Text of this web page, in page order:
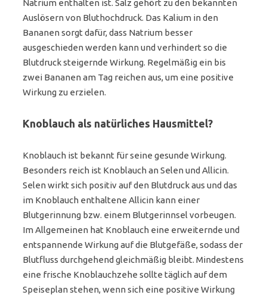
Natrium enthalten ist. Salz gehört zu den bekannten
Auslösern von Bluthochdruck. Das Kalium in den
Bananen sorgt dafür, dass Natrium besser
ausgeschieden werden kann und verhindert so die
Blutdruck steigernde Wirkung. Regelmäßig ein bis
zwei Bananen am Tag reichen aus, um eine positive
Wirkung zu erzielen.
Knoblauch als natürliches Hausmittel?
Knoblauch ist bekannt für seine gesunde Wirkung.
Besonders reich ist Knoblauch an Selen und Allicin.
Selen wirkt sich positiv auf den Blutdruck aus und das
im Knoblauch enthaltene Allicin kann einer
Blutgerinnung bzw. einem Blutgerinnsel vorbeugen.
Im Allgemeinen hat Knoblauch eine erweiternde und
entspannende Wirkung auf die Blutgefäße, sodass der
Blutfluss durchgehend gleichmäßig bleibt. Mindestens
eine frische Knoblauchzehe sollte täglich auf dem
Speiseplan stehen, wenn sich eine positive Wirkung